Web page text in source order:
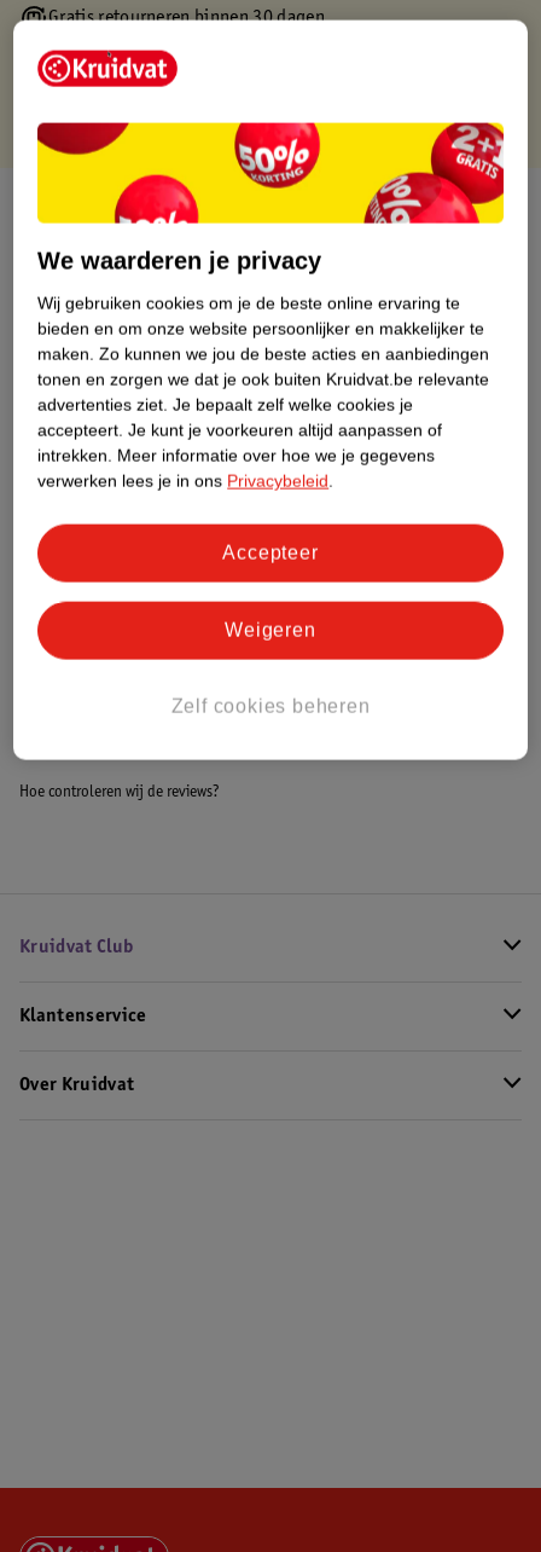
Gratis retourneren binnen 30 dagen
Gratis punten met je Kruidvat kaart
Over dit product
Productinformatie
Etiketinformatie
Nature Impact Score
Dit product heeft (nog) geen Nature
Impact Score.
Meer informatie
Bestel & Bezorginformatie
Hoe controleren wij de reviews?
Kruidvat Club
Klantenservice
Over Kruidvat
We waarderen je privacy
Wij gebruiken cookies om je de beste online ervaring te
bieden en om onze website persoonlijker en makkelijker te
maken. Zo kunnen we jou de beste acties en aanbiedingen
tonen en zorgen we dat je ook buiten Kruidvat.be relevante
advertenties ziet. Je bepaalt zelf welke cookies je
accepteert. Je kunt je voorkeuren altijd aanpassen of
intrekken. Meer informatie over hoe we je gegevens
verwerken lees je in ons Privacybeleid.
Zelf cookies beheren
Weigeren
Accepteer